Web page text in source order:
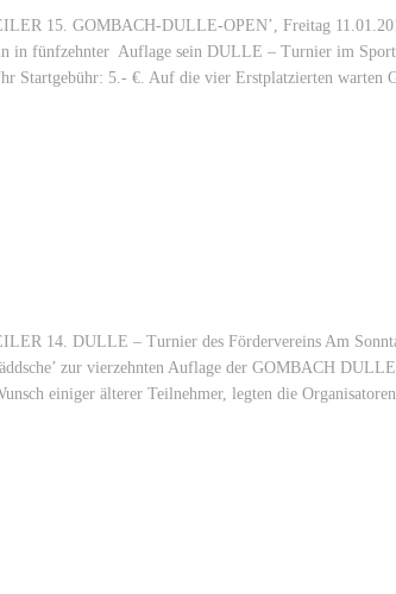
15. GOMBACH-DULLE-OPEN’, Freitag
in fünfzehnter Auflage sein DULLE – Turnier im
Startgebühr: 5.- €. Auf die vier Erstplatzierten warten
14. DULLE – Turnier des Fördervereins Am
zur vierzehnten Auflage der GOMBACH
einiger älterer Teilnehmer, legten die